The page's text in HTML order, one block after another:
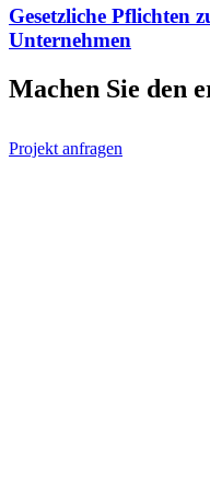
Gesetzliche Pflichten
Unternehmen
Machen Sie den
Projekt anfragen